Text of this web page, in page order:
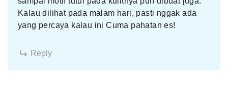
Kalau dilihat pada malam hari, pasti nggak ada
yang percaya kalau ini Cuma pahatan es!
Reply